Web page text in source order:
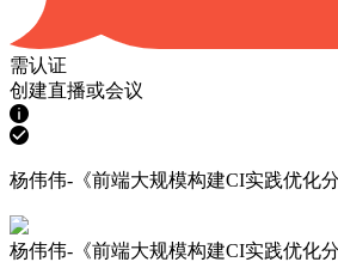
需认证
创建直播或会议
杨伟伟-《前端大规模构建CI实践优化分
杨伟伟-《前端大规模构建CI实践优化分